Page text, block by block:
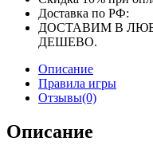
Доставка по РФ:
ДОСТАВИМ В
ДЕШЕВО.
Описание
Правила игры
Отзывы(0)
Описание